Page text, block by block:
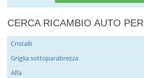
CERCA RICAMBIO AUTO PER
Cristalli
Griglia sottoparabrezza
Alfa